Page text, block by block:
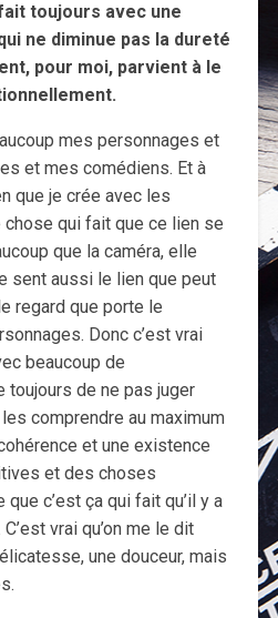
toujours avec une
ne diminue pas la dureté
pour moi, parvient à le
mes personnages et
et mes comédiens. Et à
que je crée avec les
qui fait que ce lien se
que la caméra, elle
sent aussi le lien que peut
regard que porte le
Donc c’est vrai
beaucoup de
toujours de ne pas juger
comprendre au maximum
et une existence
et des choses
c’est ça qui fait qu’il y a
vrai qu’on me le dit
une douceur, mais